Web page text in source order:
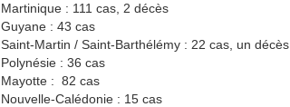
Martinique : 111 cas, 2 décès
Guyane : 43 cas
Saint-Martin / Saint-Barthélémy : 22 cas, un décès
Polynésie : 36 cas
Mayotte : 82 cas
Nouvelle-Calédonie : 15 cas